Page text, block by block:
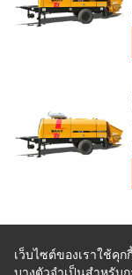
เว็บไซต์ของเราใช้คุ